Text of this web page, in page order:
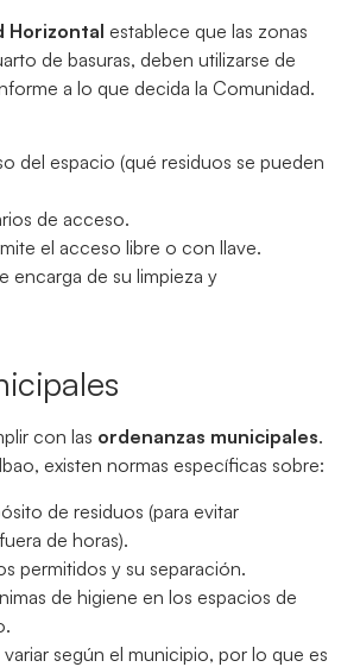
Horizontal establece que las zonas
de basuras, deben utilizarse de
a lo que decida la Comunidad.
del espacio (qué residuos se pueden
de acceso.
el acceso libre o con llave.
encarga de su limpieza y
con las ordenanzas municipales.
existen normas específicas sobre:
de residuos (para evitar
de horas).
permitidos y su separación.
de higiene en los espacios de
según el municipio, por lo que es